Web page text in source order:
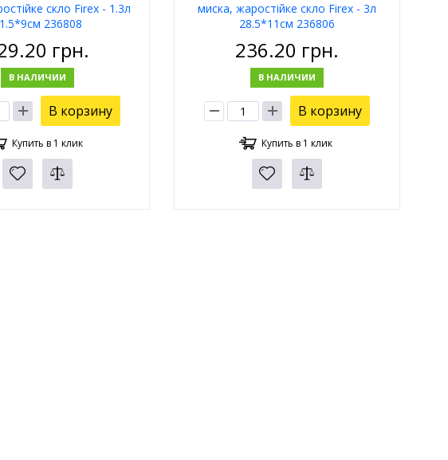
скло Firex - 1.3л
236808
грн.
В НАЛИЧИИ
В корзину
Купить в 1 клик
миска, жаростійке скло Firex - 3л
28.5*11см 236806
236.20 грн.
В НАЛИЧИИ
В корзину
Купить в 1 клик